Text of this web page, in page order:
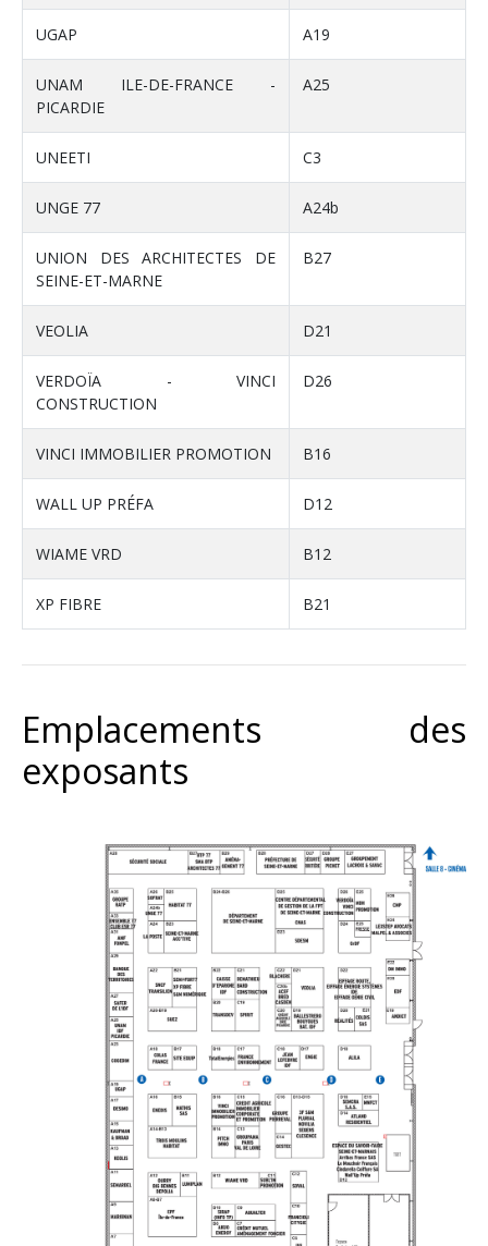
UGAP A19
UNAM ILE-DE-FRANCE -
PICARDIE
A25
UNEETI C3
UNGE 77 A24b
UNION DES ARCHITECTES DE
SEINE-ET-MARNE
B27
VEOLIA D21
VERDOÏA - VINCI
CONSTRUCTION
D26
VINCI IMMOBILIER PROMOTION B16
WALL UP PRÉFA D12
WIAME VRD B12
XP FIBRE B21
Emplacements des
exposants